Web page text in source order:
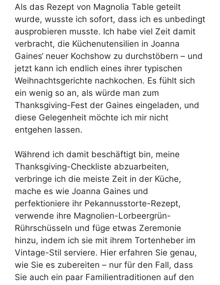
Als das Rezept von Magnolia Table geteilt
wurde, wusste ich sofort, dass ich es unbedingt
ausprobieren musste. Ich habe viel Zeit damit
verbracht, die Küchenutensilien in Joanna
Gaines‘ neuer Kochshow zu durchstöbern – und
jetzt kann ich endlich eines ihrer typischen
Weihnachtsgerichte nachkochen. Es fühlt sich
ein wenig so an, als würde man zum
Thanksgiving-Fest der Gaines eingeladen, und
diese Gelegenheit möchte ich mir nicht
entgehen lassen.
Während ich damit beschäftigt bin, meine
Thanksgiving-Checkliste abzuarbeiten,
verbringe ich die meiste Zeit in der Küche,
mache es wie Joanna Gaines und
perfektioniere ihr Pekannusstorte-Rezept,
verwende ihre Magnolien-Lorbeergrün-
Rührschüsseln und füge etwas Zeremonie
hinzu, indem ich sie mit ihrem Tortenheber im
Vintage-Stil serviere. Hier erfahren Sie genau,
wie Sie es zubereiten – nur für den Fall, dass
Sie auch ein paar Familientraditionen auf den